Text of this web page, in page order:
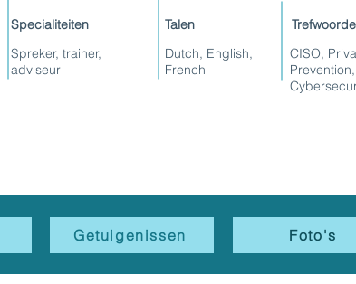
Specialiteiten Talen
Spreker, trainer,
adviseur
Dutch, English,
French
CISO,
Getuigenissen Foto's